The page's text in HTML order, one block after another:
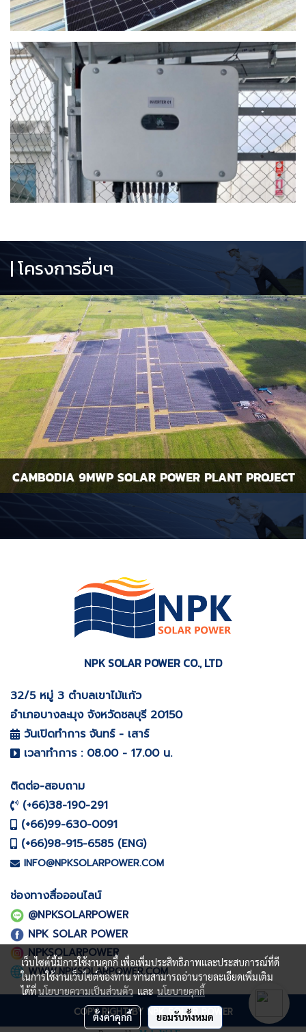
| โครงการอื่นๆ
NPK SOLAR POWER CO., LTD
32/5 หมู่ 3 ตำบลเขาไม้แก้ว
อำเภอบางละมุง จังหวัดชลบุรี 20150
วันเปิดทำการ จันทร์ - เสาร์
เวลาทำการ : 08.00 - 17.00 น.
ติดต่อ-สอบถาม
(+66)38-190-291
(+66)99-630-0091
(+66)98-915-6585 (ENG)
INFO@NPKSOLARPOWER.COM
ช่องทางสื่อออนไลน์
@NPKSOLARPOWER
NPK SOLAR POWER
NPKSOLARPOWER
WWW.NPKSOLARPOWER.COM
COPY RIGHT BY NPK SOLAR POWER
เว็บไซต์นี้มีการใช้งานคุกกี้ เพื่อเพิ่มประสิทธิภาพและประสบการณ์ที่ดี
ในการใช้งานเว็บไซต์ของท่าน ท่านสามารถอ่านรายละเอียดเพิ่มเติม
ได้ที่นโยบายความเป็นส่วนตัว และ นโยบายคุกกี้
ตั้งค่าคุกกี้ ยอมรับทั้งหมด